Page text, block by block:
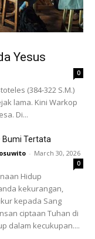
Yesus
0
(384-322 S.M.)
lama. Kini Warkop
Di...
Bumi Tertata
- March 30, 2026
0
Hidup
kekurangan,
kepada Sang
ciptaan Tuhan di
dalam kecukupan....